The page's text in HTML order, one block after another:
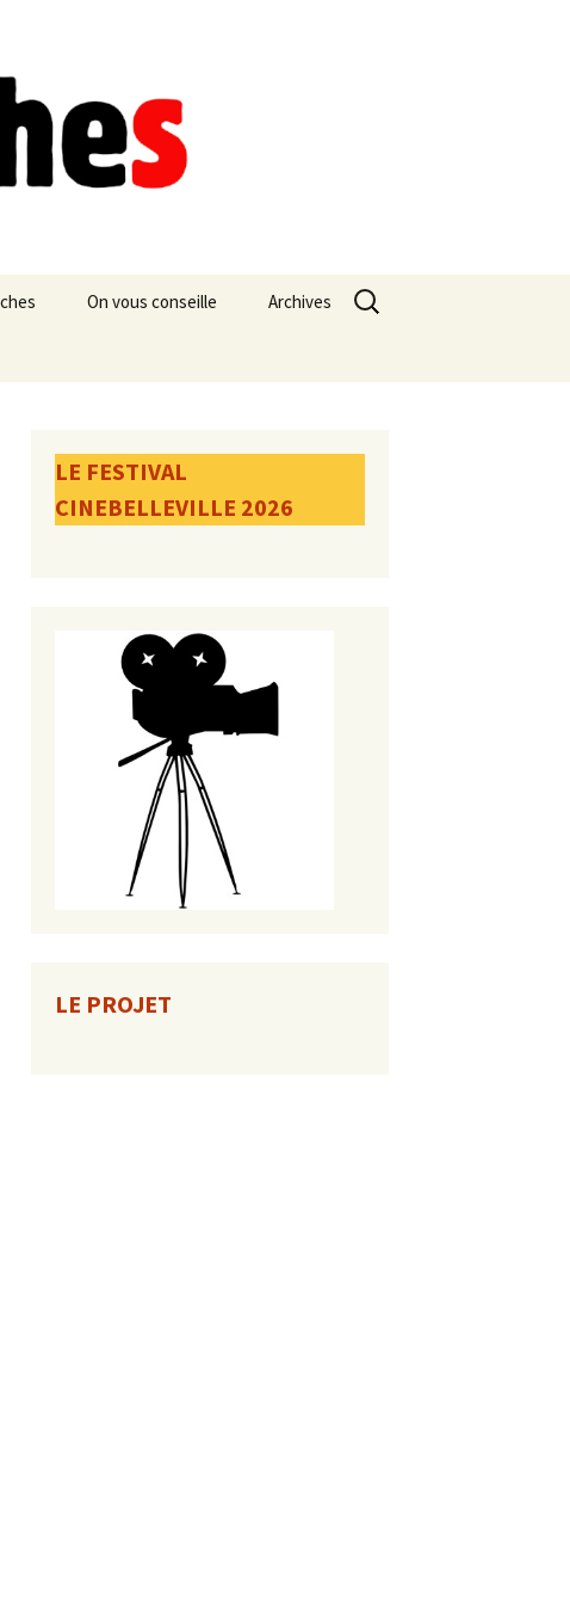
On vous conseille Archives
Rechercher :
LE FESTIVAL
CINEBELLEVILLE 2026
LE PROJET